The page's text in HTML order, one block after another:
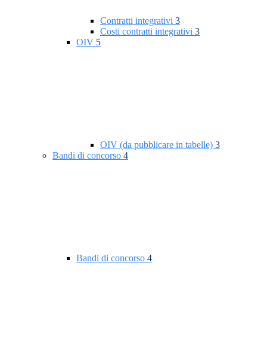
Contratti integrativi 3
Costi contratti integrativi 3
OIV 5
OIV (da pubblicare in tabelle) 3
Bandi di concorso 4
Bandi di concorso 4